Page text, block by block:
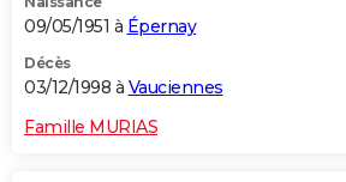
09/05/1951 à Épernay
Décès
03/12/1998 à Vauciennes
Famille MURIAS